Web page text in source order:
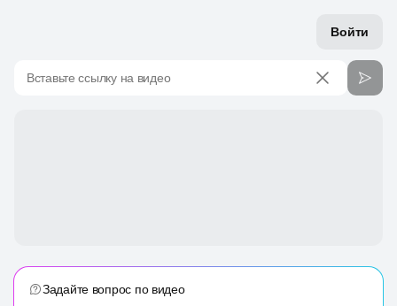
Войти
Вставьте ссылку на видео
Задайте вопрос по видео